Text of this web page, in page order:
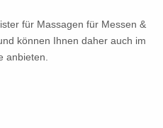
für Massagen für Messen &
können Ihnen daher auch im
anbieten.